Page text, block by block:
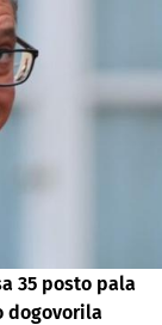
35 posto pala
dogovorila